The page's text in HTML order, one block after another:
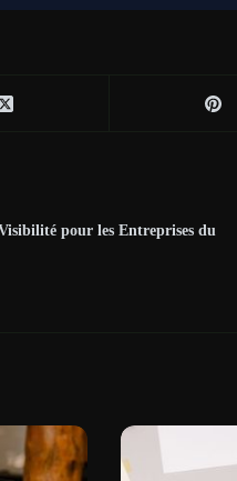
pour les Entreprises du